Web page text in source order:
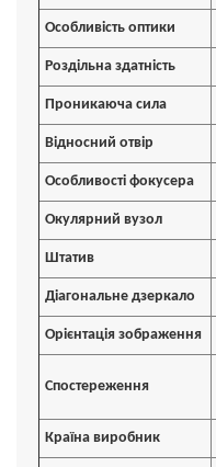
Особливість оптики
Роздільна здатність
Проникаюча сила
Відносний отвір
Особливості фокусера
Окулярний вузол
Штатив
Діагональне дзеркало
Орієнтація зображення
Спостереження
Країна виробник